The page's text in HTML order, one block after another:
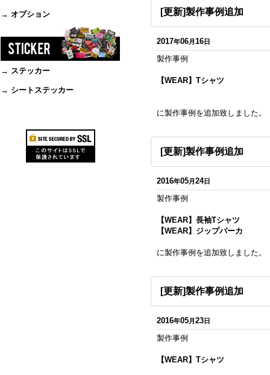
→ オプション
→ ステッカー
→ シートステッカー
[更新]製作事例追加
2017年06月16日
製作事例
【WEAR】Tシャツ
に製作事例を追加致しました。
[更新]製作事例追加
2016年05月24日
製作事例
【WEAR】長袖Tシャツ
【WEAR】ジップパーカ
に製作事例を追加致しました。
[更新]製作事例追加
2016年05月23日
製作事例
【WEAR】Tシャツ